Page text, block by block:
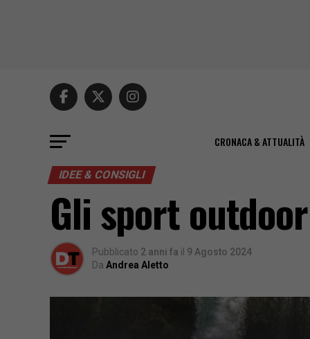
CRONACA & ATTUALITÀ
IDEE & CONSIGLI
Gli sport
Pubblicato 2 anni fa il 9 Agosto 2024
Da Andrea Aletto